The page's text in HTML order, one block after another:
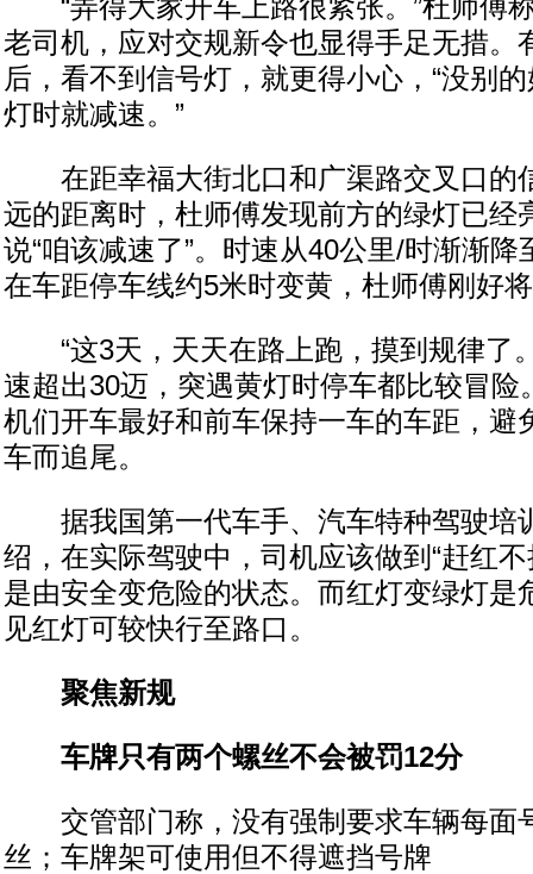
“弄得大家开车上路很紧张。”杜师傅
老司机，应对交规新令也显得手足无措。
后，看不到信号灯，就更得小心，“没别
灯时就减速。”
在距幸福大街北口和广渠路交叉口的
远的距离时，杜师傅发现前方的绿灯已经
说“咱该减速了”。时速从40公里/时渐渐
在车距停车线约5米时变黄，杜师傅刚好
“这3天，天天在路上跑，摸到规律了
速超出30迈，突遇黄灯时停车都比较冒险
机们开车最好和前车保持一车的车距，避
车而追尾。
据我国第一代车手、汽车特种驾驶培
绍，在实际驾驶中，司机应该做到“赶红
是由安全变危险的状态。而红灯变绿灯是
见红灯可较快行至路口。
聚焦新规
车牌只有两个螺丝不会被罚12分
交管部门称，没有强制要求车辆每面
丝；车牌架可使用但不得遮挡号牌